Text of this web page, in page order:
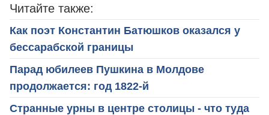
Читайте также:
Как поэт Константин Батюшков оказался у
бессарабской границы
Парад юбилеев Пушкина в Молдове
продолжается: год 1822-й
Странные урны в центре столицы - что туда